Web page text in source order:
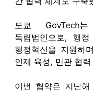
도쿄 GovTech
독립법인으로, 행
행정혁신을 지원하
인재 육성, 민관 협
이번 협약은 지난